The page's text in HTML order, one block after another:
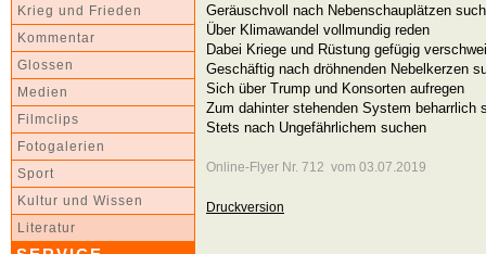
Krieg und Frieden
Kommentar
Glossen
Medien
Filmclips
Fotogalerien
Sport
Kultur und Wissen
Literatur
Geräuschvoll nach Nebenschauplätzen
Über Klimawandel vollmundig reden
Dabei Kriege und Rüstung gefügig
Geschäftig nach dröhnenden Nebelkerzen
Sich über Trump und Konsorten aufregen
Zum dahinter stehenden System beharrlich
Stets nach Ungefährlichem suchen
Online-Flyer Nr. 712 vom 03.07.2019
Druckversion